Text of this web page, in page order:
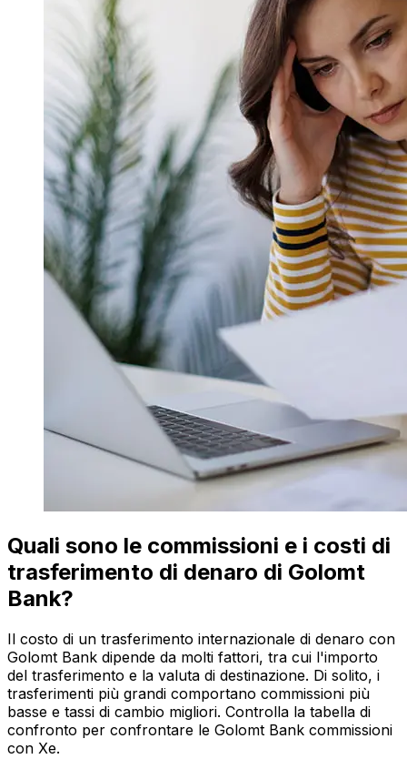
Quali sono le commissioni e i costi di
trasferimento di denaro di Golomt
Bank?
Il costo di un trasferimento internazionale di denaro con
Golomt Bank dipende da molti fattori, tra cui l'importo
del trasferimento e la valuta di destinazione. Di solito, i
trasferimenti più grandi comportano commissioni più
basse e tassi di cambio migliori. Controlla la tabella di
confronto per confrontare le Golomt Bank commissioni
con Xe.